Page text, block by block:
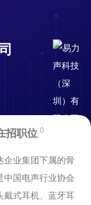
招职位 0
企业集团下属的骨
中国电声行业协会
戴式耳机、蓝牙耳